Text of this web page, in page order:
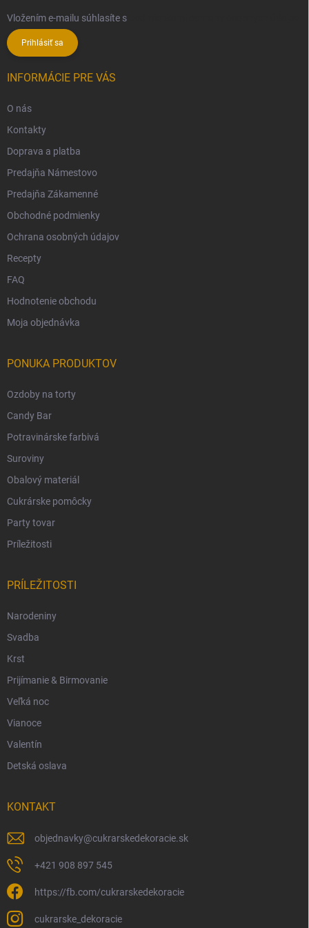
Vložením e-mailu súhlasíte s
Prihlásiť sa
INFORMÁCIE PRE VÁS
O nás
Kontakty
Doprava a platba
Predajňa Námestovo
Predajňa Zákamenné
Obchodné podmienky
Ochrana osobných údajov
Recepty
FAQ
Hodnotenie obchodu
Moja objednávka
PONUKA PRODUKTOV
Ozdoby na torty
Candy Bar
Potravinárske farbivá
Suroviny
Obalový materiál
Cukrárske pomôcky
Party tovar
Príležitosti
PRÍLEŽITOSTI
Narodeniny
Svadba
Krst
Prijímanie & Birmovanie
Veľká noc
Vianoce
Valentín
Detská oslava
KONTAKT
objednavky@cukrarskedekoracie.sk
+421 908 897 545
https://fb.com/cukrarskedekoracie
cukrarske_dekoracie